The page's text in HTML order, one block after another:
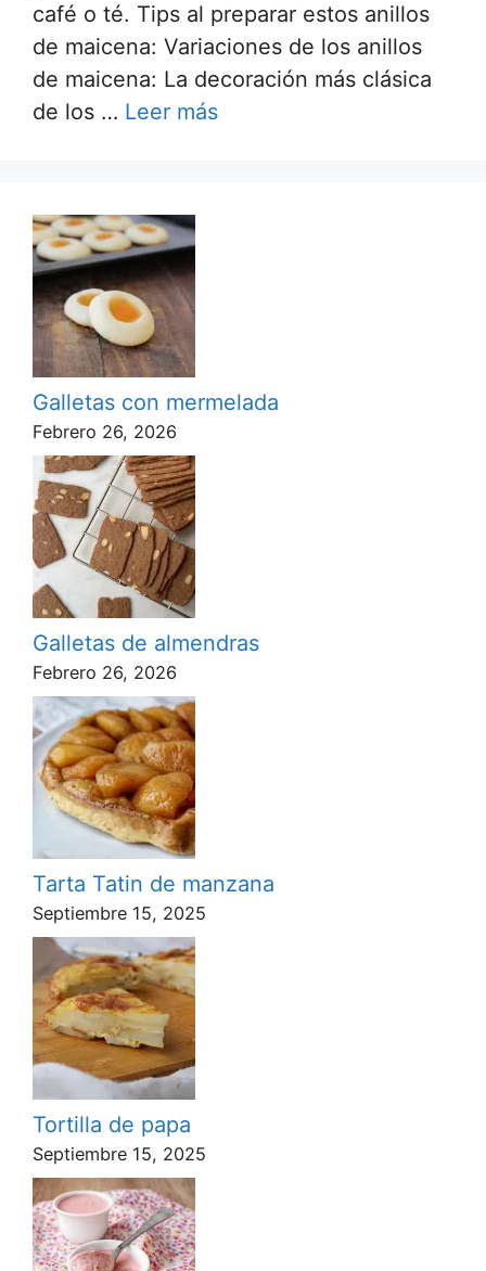
café o té. Tips al preparar estos anillos
de maicena: Variaciones de los anillos
de maicena: La decoración más clásica
de los … Leer más
Galletas con mermelada
Febrero 26, 2026
Galletas de almendras
Febrero 26, 2026
Tarta Tatin de manzana
Septiembre 15, 2025
Tortilla de papa
Septiembre 15, 2025